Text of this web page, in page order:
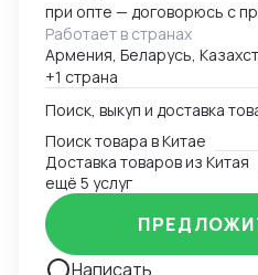
при опте — договорюсь с
условиях ✅ Предоставлю
отправкой ✅ Надежная
рисков повреждений при
товара до склада в
России (ТК на выбор) ✅
Беларусь, Казахстан,
сопровождение — от
Пришлите ссылку на товар
и я рассчитаю стоимость
Работает в странах
Армения, Беларусь,
+1 страна
Поиск товара в Китае
Доставка товаров из Китая
ещё 5 услуг
Написать